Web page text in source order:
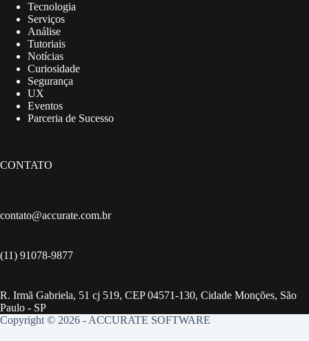
Tecnologia
Serviços
Análise
Tutoriais
Notícias
Curiosidade
Segurança
UX
Eventos
Parceria de Sucesso
CONTATO
contato@accurate.com.br
(11) 91078-9877
R. Irmã Gabriela, 51 cj 519, CEP 04571-130, Cidade Monções, São
Paulo - SP
Copyright © 2026 - ACCURATE SOFTWARE